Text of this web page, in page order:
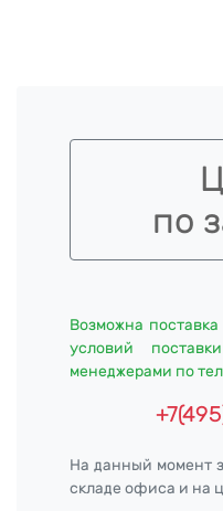
по
Возможна
условий
менеджерами по
На данный момент
складе офиса и на